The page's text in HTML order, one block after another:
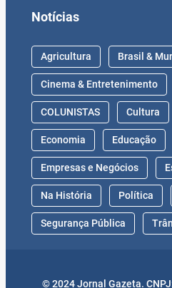
Notícias
Agricultura Brasil &
Cinema & Entretenimento
COLUNISTAS Cultura
Economia Educação
Empresas e Negócios
Na História Política
Segurança Pública
© 2024 Jornal Gazeta.